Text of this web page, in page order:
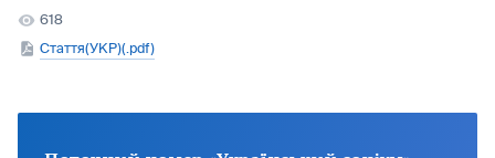
618
Стаття(УКР)(.pdf)